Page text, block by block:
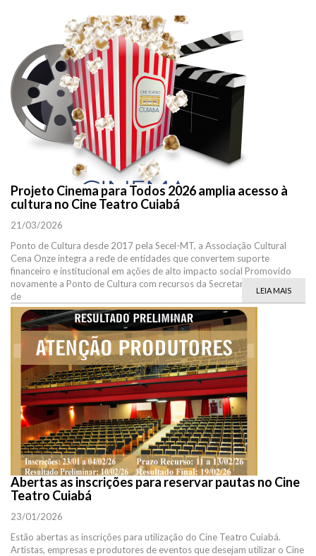
Projeto Cinema para Todos 2026 amplia acesso à
cultura no Cine Teatro Cuiabá
21/03/2026
Ponto de Cultura desde 2017 pela Secel-MT, a Associação Cultural
Cena Onze integra a rede de entidades que convertem suporte
financeiro e institucional em ações de alto impacto social Promovido
novamente a Ponto de Cultura com recursos da Secretaria de Estado
de
LEIA MAIS
Abertas as inscrições para reservar pautas no Cine
Teatro Cuiabá
23/01/2026
Estão abertas as inscrições para utilização do Cine Teatro Cuiabá.
Artistas, empresas e produtores de eventos que desejam utilizar o Cine